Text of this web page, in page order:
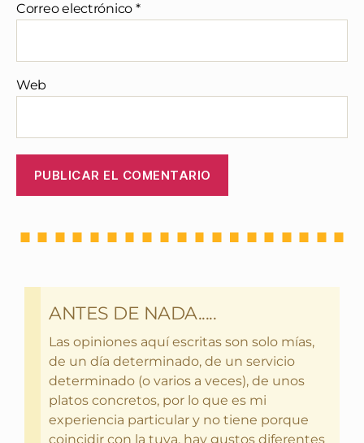
Correo electrónico *
Web
ANTES DE NADA.....
Las opiniones aquí escritas son solo mías,
de un día determinado, de un servicio
determinado (o varios a veces), de unos
platos concretos, por lo que es mi
experiencia particular y no tiene porque
coincidir con la tuya, hay gustos diferentes